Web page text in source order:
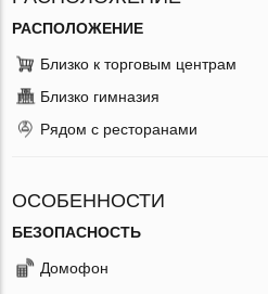
РАСПОЛОЖЕНИЕ
Близко к торговым центрам
Близко гимназия
Рядом с ресторанами
ОСОБЕННОСТИ
БЕЗОПАСНОСТЬ
Домофон